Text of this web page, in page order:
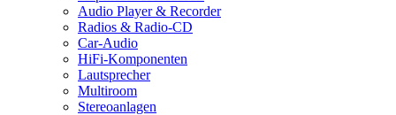
Audio Player & Recorder
Radios & Radio-CD
Car-Audio
HiFi-Komponenten
Lautsprecher
Multiroom
Stereoanlagen